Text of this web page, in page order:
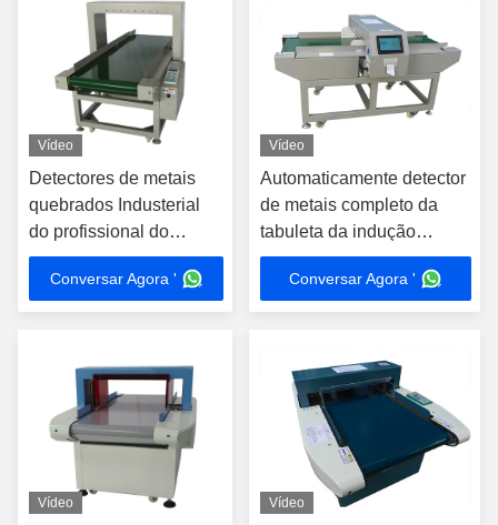
Vídeo
Detectores de metais
quebrados Industerial
do profissional do
detector 50-60Hz da
agulha
Conversar Agora '
Vídeo
Automaticamente detector
de metais completo da
tabuleta da indução
magnética para a roupa
Conversar Agora '
Vídeo Vídeo